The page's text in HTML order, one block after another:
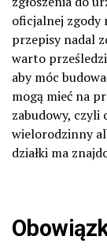
oficjalnej zgody
przepisy nadal
warto
aby móc
mogą mieć na
zabudowy, czyli
wielorodzinny
działki ma